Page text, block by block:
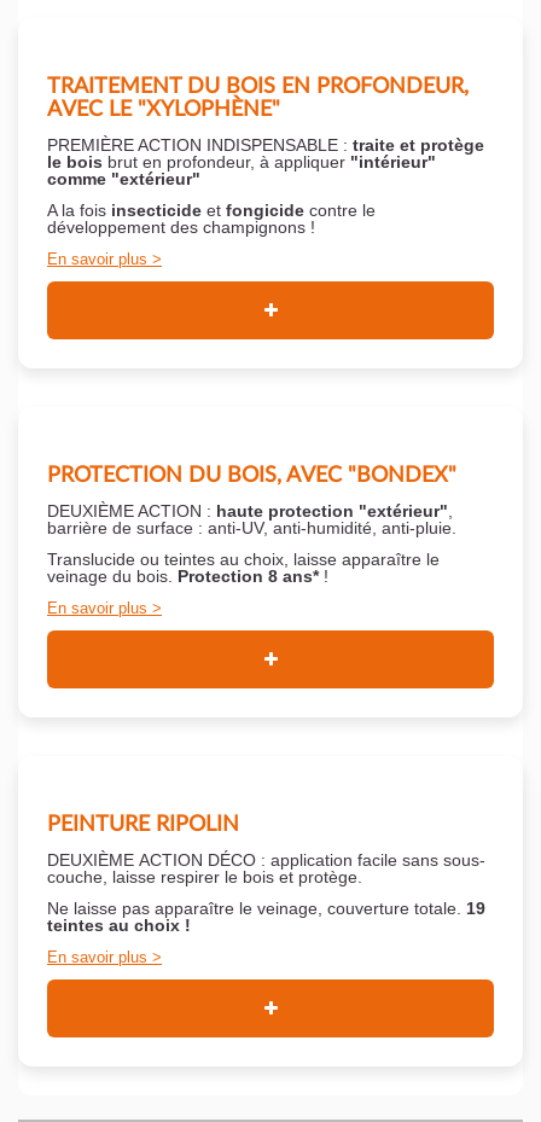
TRAITEMENT DU BOIS EN PROFONDEUR,
AVEC LE "XYLOPHÈNE"
PREMIÈRE ACTION INDISPENSABLE : traite et protège
le bois brut en profondeur, à appliquer "intérieur"
comme "extérieur"
A la fois insecticide et fongicide contre le
développement des champignons !
En savoir plus
PROTECTION DU BOIS, AVEC "BONDEX"
DEUXIÈME ACTION : haute protection "extérieur"
barrière de surface : anti-UV, anti-humidité, anti-pluie.
Translucide ou teintes au choix, laisse apparaître le
veinage du bois. Protection 8 ans*!
En savoir plus
PEINTURE RIPOLIN
DEUXIÈME ACTION DÉCO : application facile sans sous-
couche, laisse respirer le bois et protège.
Ne laisse pas apparaître le veinage, couverture totale. 19
teintes au choix !
En savoir plus